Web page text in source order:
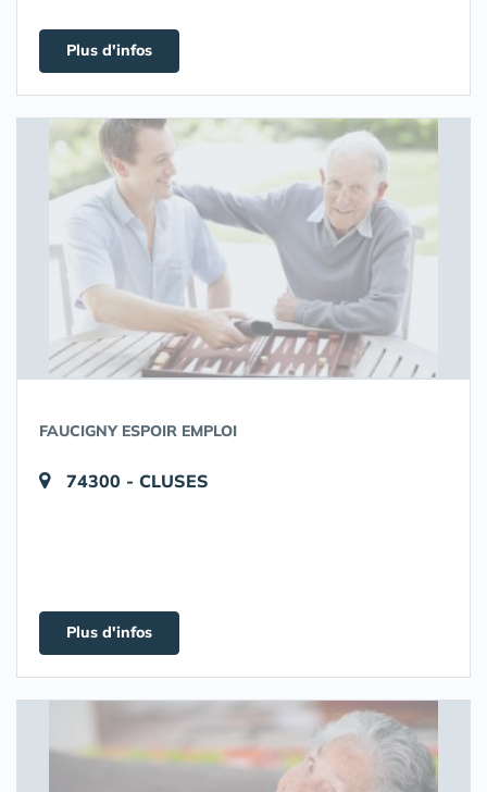
Plus d'infos
FAUCIGNY ESPOIR EMPLOI
74300 - CLUSES
Plus d'infos